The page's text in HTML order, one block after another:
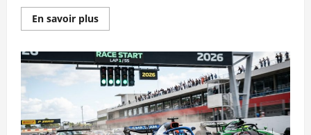
En savoir plusRead
more
les
courses
de
GT
dominent-
elles
le
calendrier